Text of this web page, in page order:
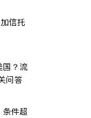
信托
国？流
问答
条件超